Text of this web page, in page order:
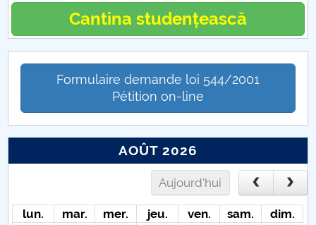
Cantina studențească
Formulaire demande loi 544/2001
Pétition on-line
AOÛT 2026
Aujourd'hui
lun. mar. mer. jeu. ven. sam.
dim.